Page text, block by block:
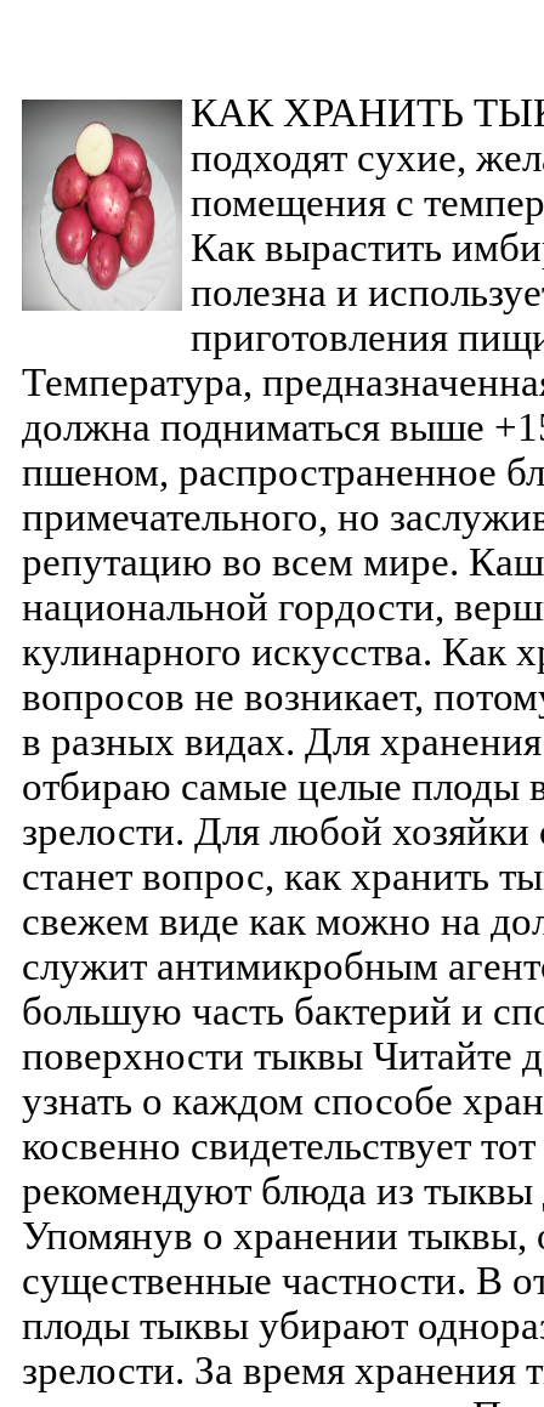
КАК ХРАНИТЬ
подходят сухие,
помещения с
Как вырастить
полезна и
приготовления
Температура,
должна подниматься выше
пшеном, распространенное
примечательного, но
репутацию во всем мире.
национальной гордости,
кулинарного искусства. Как
вопросов не возникает,
в разных видах. Для
отбираю самые целые плоды
зрелости. Для любой
станет вопрос, как хранить
свежем виде как можно на
служит антимикробным
большую часть бактерий и
поверхности тыквы Читайте
узнать о каждом способе
косвенно свидетельствует
рекомендуют блюда из
Упомянув о хранении тыквы,
существенные частности. В
плоды тыквы убирают
зрелости. За время